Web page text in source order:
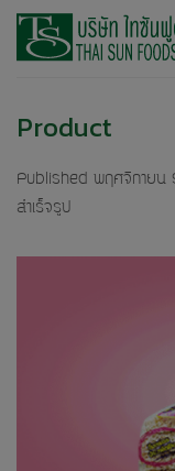
Skip
Product
Published พฤศจิกายน
สำเร็จรูป